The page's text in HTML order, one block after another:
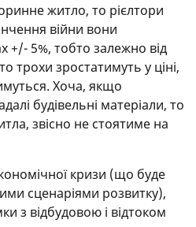
житло, то рієлтори
війни вони
+/- 5%, тобто залежно від
трохи зростатимуть у ціні,
Хоча, якщо
будівельні матеріали, то
звісно не стоятиме на
кризи (що буде
сценаріями розвитку),
з відбудовою і відтоком